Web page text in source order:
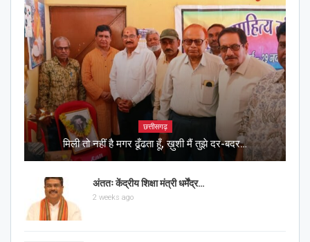
छत्तीसगढ़
मिली तो नहीं है मगर ढूँढता हूँ, ख़ुशी मैं तुझे दर-बदर…
अंततः केंद्रीय शिक्षा मंत्री धर्मेंद्र…
2 weeks ago